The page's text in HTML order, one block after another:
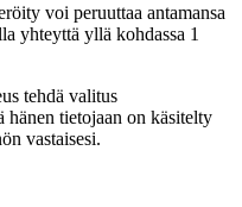
voi peruuttaa antamansa
yhteyttä yllä kohdassa 1
tehdä valitus
hänen tietojaan on käsitelty
vastaisesi.